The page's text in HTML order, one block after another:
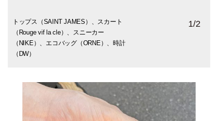
トップス（SAINT JAMES）、スカート
（Rouge vif la cle）、スニーカー
（NIKE）、エコバッグ（ORNE）、時計
（DW）
ロングスカートは、トップスをコンパクト
にまとめることで全体のバランスを調整
1/2